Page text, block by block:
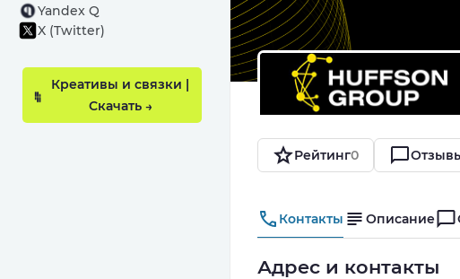
Yandex Q
X (Twitter)
Креативы и связки |
Скачать →
Рейтинг0
Контакты Описание
Адрес и контакты